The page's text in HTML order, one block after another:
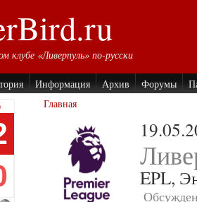
клубе «Ливерпуль» по-русски
Информация Архив Форумы
Главная
EPL,